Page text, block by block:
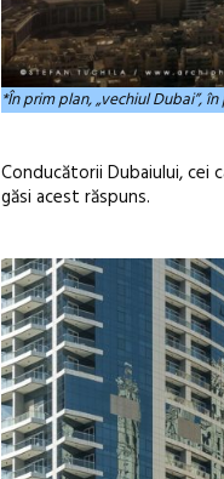
*În prim plan, „vechiul Dubai”,
Conducătorii Dubaiului, cei
găsi acest răspuns.